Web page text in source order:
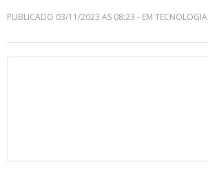
PUBLICADO 03/11/2023 AS 08:23 - EM TECNOLOGIA